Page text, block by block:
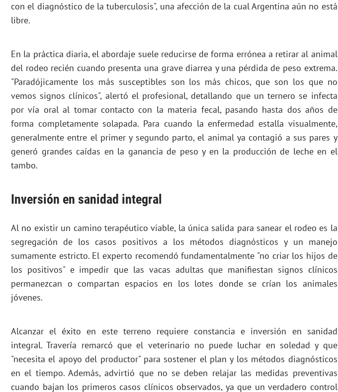
con el diagnóstico de la tuberculosis", una afección de la cual Argentina aún no está
libre.
En la práctica diaria, el abordaje suele reducirse de forma errónea a retirar al animal
del rodeo recién cuando presenta una grave diarrea y una pérdida de peso extrema.
"Paradójicamente los más susceptibles son los más chicos, que son los que no
vemos signos clínicos", alertó el profesional, detallando que un ternero se infecta
por vía oral al tomar contacto con la materia fecal, pasando hasta dos años de
forma completamente solapada. Para cuando la enfermedad estalla visualmente,
generalmente entre el primer y segundo parto, el animal ya contagió a sus pares y
generó grandes caídas en la ganancia de peso y en la producción de leche en el
tambo.
Inversión en sanidad integral
Al no existir un camino terapéutico viable, la única salida para sanear el rodeo es la
segregación de los casos positivos a los métodos diagnósticos y un manejo
sumamente estricto. El experto recomendó fundamentalmente "no criar los hijos de
los positivos" e impedir que las vacas adultas que manifiestan signos clínicos
permanezcan o compartan espacios en los lotes donde se crían los animales
jóvenes.
Alcanzar el éxito en este terreno requiere constancia e inversión en sanidad
integral. Travería remarcó que el veterinario no puede luchar en soledad y que
"necesita el apoyo del productor" para sostener el plan y los métodos diagnósticos
en el tiempo. Además, advirtió que no se deben relajar las medidas preventivas
cuando bajan los primeros casos clínicos observados, ya que un verdadero control